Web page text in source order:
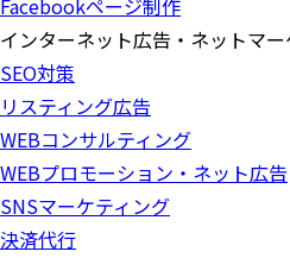
Facebookページ制作
インターネット広告・ネットマ
SEO対策
リスティング広告
WEBコンサルティング
WEBプロモーション・ネット広告
SNSマーケティング
決済代行